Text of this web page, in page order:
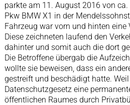
parkte am 11. August 2016 von
Pkw BMW X1 in der
Fahrzeug war vorn und hinten
Diese zeichneten laufend den
dahinter und somit auch die dort
Die Betroffene übergab die
wollte sie beweisen, dass ein
gestreift und beschädigt hatte.
Datenschutzgesetz eine
öffentlichen Raumes durch